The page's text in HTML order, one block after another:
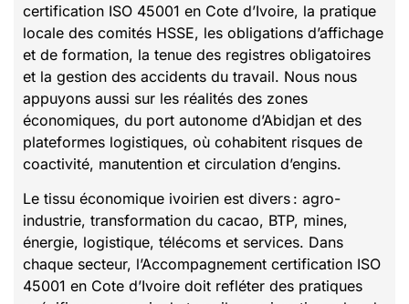
certification ISO 45001 en Cote d’Ivoire, la pratique
locale des comités HSSE, les obligations d’affichage
et de formation, la tenue des registres obligatoires
et la gestion des accidents du travail. Nous nous
appuyons aussi sur les réalités des zones
économiques, du port autonome d’Abidjan et des
plateformes logistiques, où cohabitent risques de
coactivité, manutention et circulation d’engins.
Le tissu économique ivoirien est divers : agro-
industrie, transformation du cacao, BTP, mines,
énergie, logistique, télécoms et services. Dans
chaque secteur, l’Accompagnement certification ISO
45001 en Cote d’Ivoire doit refléter des pratiques